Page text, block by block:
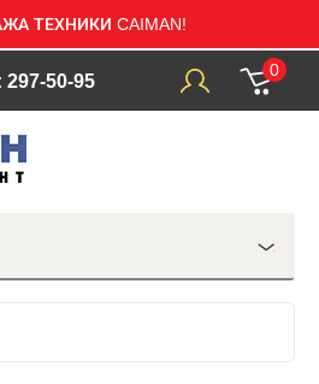
ТЕХНИКИ CAIMAN!
297-50-95
0